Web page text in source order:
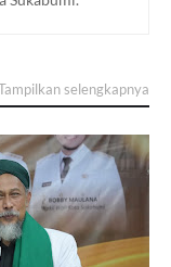
selengkapnya